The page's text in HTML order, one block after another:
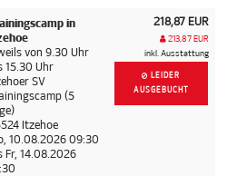
in
von 9.30 Uhr
15.30 Uhr
SV
(5
Itzehoe
10.08.2026 09:30
Fr, 14.08.2026
218,87 EUR
213,87 EUR
inkl. Ausstattung
LEIDER
AUSGEBUCHT